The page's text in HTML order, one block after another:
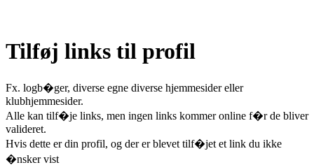
Tilføj links til profil
Fx. logb�ger, diverse egne diverse hjemmesider eller
klubhjemmesider.
Alle kan tilf�je links, men ingen links kommer online f�r de bliver
valideret.
Hvis dette er din profil, og der er blevet tilf�jet et link du ikke
�nsker vist